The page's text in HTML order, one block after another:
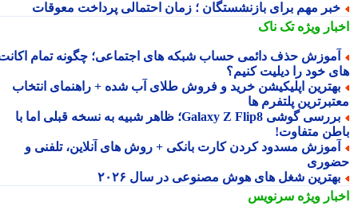
مهم برای بازنشستگان ؛ زمان احتمالی پرداخت معوقات
ویژهتک ناک
حذف دائمی حساب شبکه های اجتماعی؛ چگونه تمام اکانت
خود را دیلیت کنیم؟
اپلیکیشن خرید و فروش طلای آب شده + راهنمای انتخاب
پلتفرم ها
بررسی گوشی Galaxy Z Flip8؛ ظاهر شبیه به نسخه قبلی اما با
متفاوت!
مسدود کردن کارت بانکی + روش های آنلاین، تلفنی و
شغل های هوش مصنوعی در سال ۲۰۲۶
ویژهسرنویس